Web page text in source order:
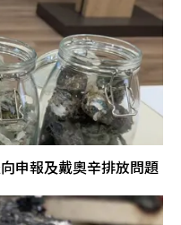
申報及戴奧辛排放問題